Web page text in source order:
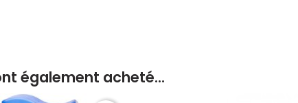
également acheté...